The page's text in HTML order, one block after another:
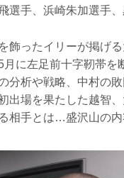
選手、浜崎朱加選手
飾ったイリーが掲げ
月に左足前十字靭帯を
分析や戦略、中村の
出場を果たした越智
相手とは…盛沢山の内